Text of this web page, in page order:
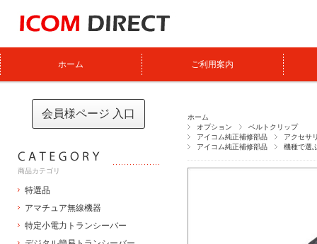
ホーム ご利用案内
ホーム
オプション
ベルトクリップ
アイコム純正補修部品
アクセサ
アイコム純正補修部品
機種で選
会員様ページ 入口
商品カテゴリ
特選品
アマチュア無線機器
特定小電力トランシーバー